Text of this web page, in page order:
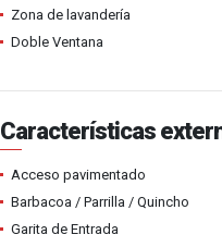
Zona de lavandería
Doble Ventana
Características
Acceso pavimentado
Barbacoa / Parrilla / Quincho
Garita de Entrada